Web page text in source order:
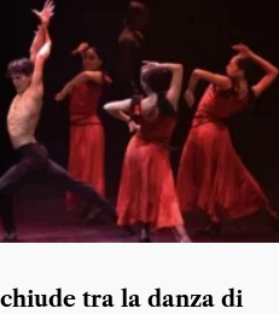
tra la danza di